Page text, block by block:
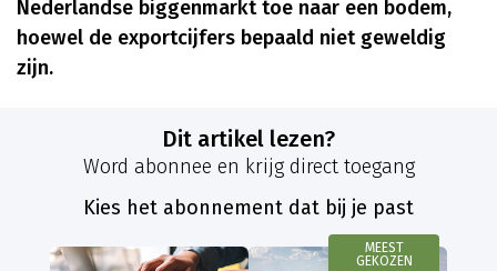
Nederlandse biggenmarkt toe naar een bodem,
hoewel de exportcijfers bepaald niet geweldig
zijn.
Dit artikel lezen?
Word abonnee en krijg direct toegang
Kies het abonnement dat bij je past
MEEST
GEKOZEN